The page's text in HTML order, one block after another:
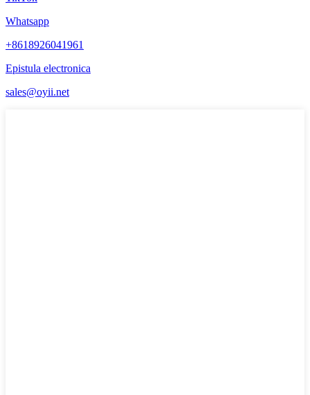
Whatsapp
+8618926041961
Epistula electronica
sales@oyii.net